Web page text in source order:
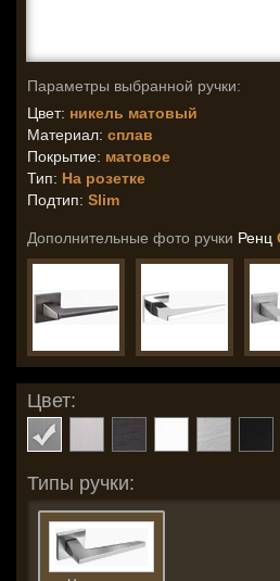
Параметры выбранной ручки:
Цвет: никель матовый
Материал: сплав
Покрытие: матовое
Тип: На розетке
Подтип: Slim
Дополнительные фото ручки Ренц
Цвет:
Типы ручки: